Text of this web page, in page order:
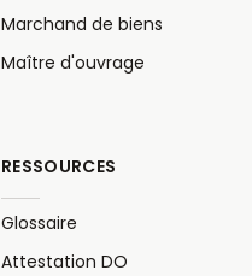
Marchand de biens
Maître d'ouvrage
RESSOURCES
Glossaire
Attestation DO